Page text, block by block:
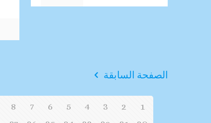
الصفحة السابقة
1
2
3
4
5
6
7
8